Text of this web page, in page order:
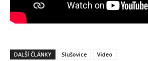
DALŠÍ ČLÁNKY Slušovice Video